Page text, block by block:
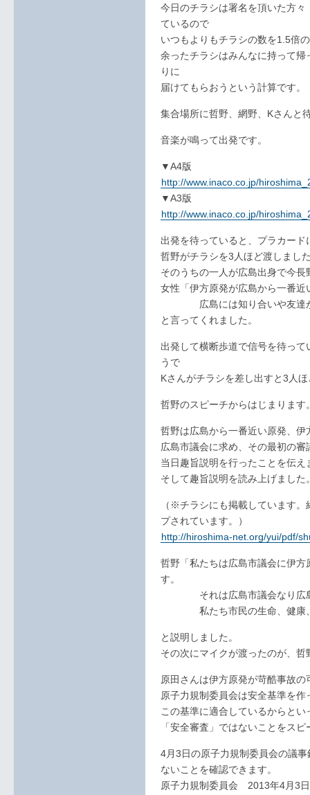
今日のチラシは署名を頂いた方
ているので
いつもよりもチラシの数を1.5倍
余ったチラシはみんなに持って
りに
届けてもらおうという計算です。
集合場所に哲野、網野、Kさんと
音楽が鳴って出発です。
▼A4版
http://www.inaco.co.jp/
▼A3版
http://www.inaco.co.jp/
出発を待っていると、プラカー
哲野がチラシを3人ほど渡しまし
そのうちの一人が広島出身で今
女性「伊方原発が広島から一番
広島には知り合いや友達が
と言ってくれました。
出発して横断歩道で信号を待っ
うで
Kさんがチラシを差し出すと3人
哲野のスピーチからはじまります
哲野は広島から一番近い原発、
広島市議会に求め、その最初の審
当日趣旨説明を行ったことを伝え
そして趣旨説明を読み上げました
（※チラシにも掲載しています
プされています。）
http://hiroshima-net.org/yui/pdf/
哲野「私たちは広島市議会に伊
す。
それは広島市議会なり広島
私たち市民の生命、健康、
と説明しました。
その次にマイクが渡ったのが、
原田さんは伊方原発が苛酷事故
原子力規制委員会は安全基準を
この基準に適合しているからと
「安全審査」ではないことをス
4月3日の原子力規制委員会の議
ないことを確認できます。
原子力規制委員会 2013年4月3